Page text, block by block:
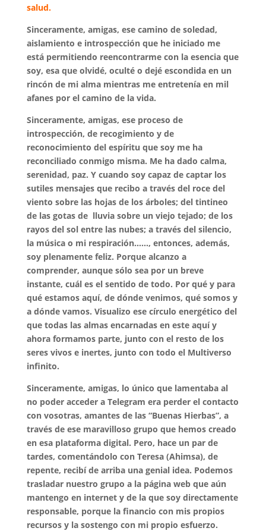
salud.
Sinceramente, amigas, ese camino de soledad,
aislamiento e introspección que he iniciado me
está permitiendo reencontrarme con la esencia que
soy, esa que olvidé, oculté o dejé escondida en un
rincón de mi alma mientras me entretenía en mil
afanes por el camino de la vida.
Sinceramente, amigas, ese proceso de
introspección, de recogimiento y de
reconocimiento del espíritu que soy me ha
reconciliado conmigo misma. Me ha dado calma,
serenidad, paz. Y cuando soy capaz de captar los
sutiles mensajes que recibo a través del roce del
viento sobre las hojas de los árboles; del tintineo
de las gotas de lluvia sobre un viejo tejado; de los
rayos del sol entre las nubes; a través del silencio,
la música o mi respiración……, entonces, además,
soy plenamente feliz. Porque alcanzo a
comprender, aunque sólo sea por un breve
instante, cuál es el sentido de todo. Por qué y para
qué estamos aquí, de dónde venimos, qué somos y
a dónde vamos. Visualizo ese círculo energético del
que todas las almas encarnadas en este aquí y
ahora formamos parte, junto con el resto de los
seres vivos e inertes, junto con todo el Multiverso
infinito.
Sinceramente, amigas, lo único que lamentaba al
no poder acceder a Telegram era perder el contacto
con vosotras, amantes de las “Buenas Hierbas”, a
través de ese maravilloso grupo que hemos creado
en esa plataforma digital. Pero, hace un par de
tardes, comentándolo con Teresa (Ahimsa), de
repente, recibí de arriba una genial idea. Podemos
trasladar nuestro grupo a la página web que aún
mantengo en internet y de la que soy directamente
responsable, porque la financio con mis propios
recursos y la sostengo con mi propio esfuerzo.